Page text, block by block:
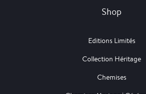
Shop
Editions Limités
Collection Héritage
Chemises